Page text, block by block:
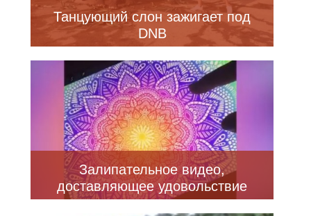
Танцующий слон зажигает под
DNB
Залипательное видео,
доставляющее удовольствие